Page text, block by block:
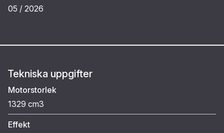
05 / 2026
Tekniska uppgifter
Motorstorlek
1329 cm3
Effekt